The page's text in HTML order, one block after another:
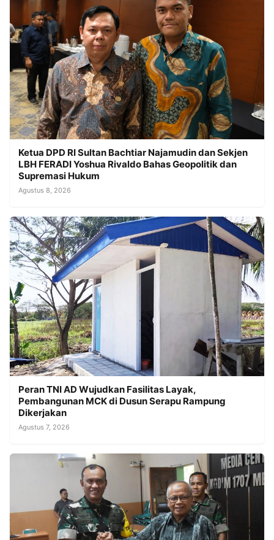
Ketua DPD RI Sultan Bachtiar Najamudin dan Sekjen
LBH FERADI Yoshua Rivaldo Bahas Geopolitik dan
Supremasi Hukum
Agustus 8, 2026
Peran TNI AD Wujudkan Fasilitas Layak,
Pembangunan MCK di Dusun Serapu Rampung
Dikerjakan
Agustus 7, 2026